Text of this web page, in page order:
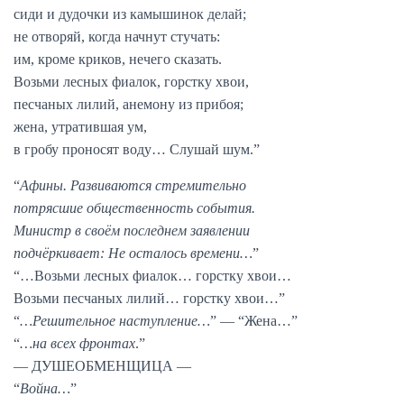
сиди и дудочки из камышинок делай;
не отворяй, когда начнут стучать:
им, кроме криков, нечего сказать.
Возьми лесных фиалок, горстку хвои,
песчаных лилий, анемону из прибоя;
жена, утратившая ум,
в гробу проносят воду… Слушай шум.”
“Афины. Развиваются стремительно
потрясшие общественность события.
Министр в своём последнем заявлении
подчёркивает: Не осталось времени…”
“…Возьми лесных фиалок… горстку хвои…
Возьми песчаных лилий… горстку хвои…”
“…Решительное наступление…” — “Жена…”
“…на всех фронтах.”
— ДУШЕОБМЕНЩИЦА —
“Война…”